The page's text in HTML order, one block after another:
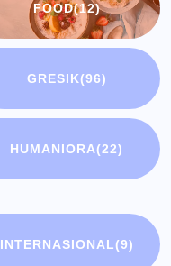
FOOD(12)
GRESIK(96)
HUMANIORA(22)
INTERNASIONAL(9)